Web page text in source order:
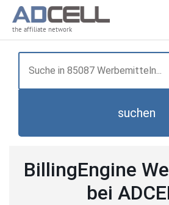
the affiliate network
suchen
BillingEngine
bei